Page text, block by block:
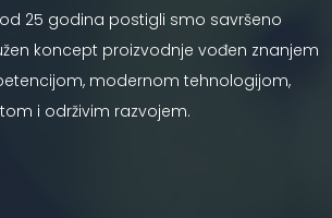
od 25 godina postigli smo savršeno
koncept proizvodnje vođen znanjem
modernom tehnologijom,
i održivim razvojem.